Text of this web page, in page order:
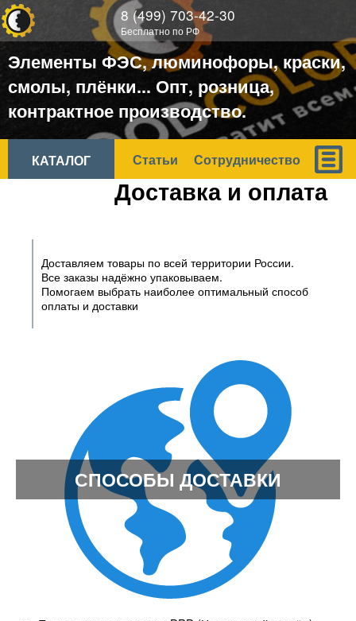
ООО
ХОРОШИЙ
ЦВЕТ
8 (499) 703-42-30
Бесплатно по РФ
Элементы ФЭС, люминофоры, краски,
смолы, плёнки... Опт, розница,
контрактное производство.
КАТАЛОГ Статьи Сотрудничество
Доставка и оплата
Доставляем товары по всей территории России.
Все заказы надёжно упаковываем.
Помогаем выбрать наиболее оптимальный способ
оплаты и доставки
СПОСОБЫ ДОСТАВКИ